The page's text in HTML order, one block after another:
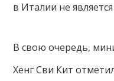
в Италии не
В свою очередь,
Хенг Сви Кит